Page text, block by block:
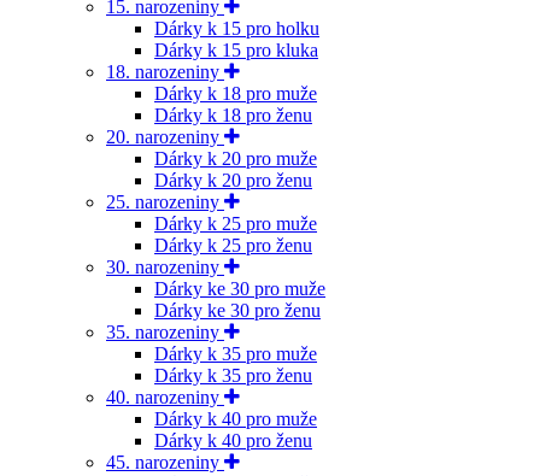
15. narozeniny
Dárky k 15 pro holku
Dárky k 15 pro kluka
18. narozeniny
Dárky k 18 pro muže
Dárky k 18 pro ženu
20. narozeniny
Dárky k 20 pro muže
Dárky k 20 pro ženu
25. narozeniny
Dárky k 25 pro muže
Dárky k 25 pro ženu
30. narozeniny
Dárky ke 30 pro muže
Dárky ke 30 pro ženu
35. narozeniny
Dárky k 35 pro muže
Dárky k 35 pro ženu
40. narozeniny
Dárky k 40 pro muže
Dárky k 40 pro ženu
45. narozeniny